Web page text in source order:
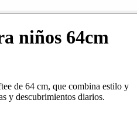
niños 64cm
de 64 cm, que combina estilo y
y descubrimientos diarios.